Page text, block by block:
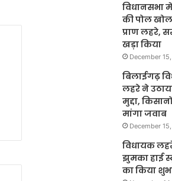
विधानसभा
की पोल
प्राण लहरे,
खड़ा किया
December
बिलाईगढ़
लहरे ने
मुद्दा,
मांगा जवाब
December
विधायक
झुमका हाई
का किया